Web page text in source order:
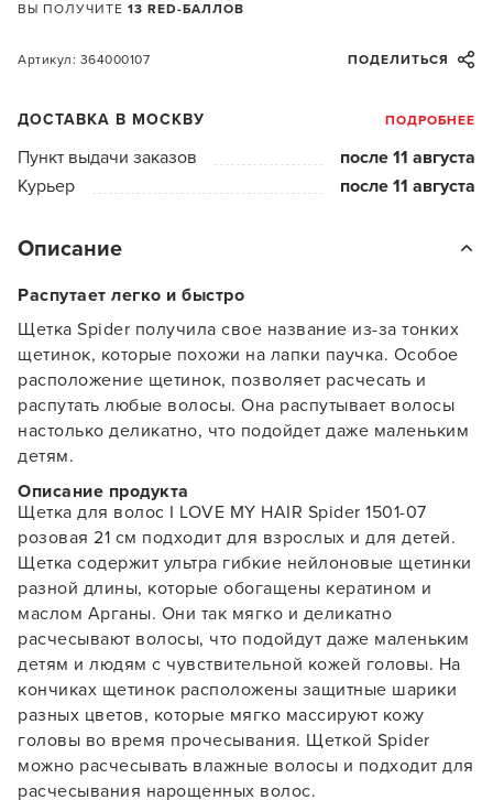
ВЫ ПОЛУЧИТЕ 13 RED-БАЛЛОВ
Артикул: 364000107 ПОДЕЛИТЬСЯ
ДОСТАВКА В МОСКВУ ПОДРОБНЕЕ
Пункт выдачи заказов
после 11 августа
Курьер
после 11 августа
Описание
Распутает легко и быстро
Щетка Spider получила свое название из-за тонких
щетинок, которые похожи на лапки паучка. Особое
расположение щетинок, позволяет расчесать и
распутать любые волосы. Она распутывает волосы
настолько деликатно, что подойдет даже маленьким
детям.
Описание продукта
Щетка для волос I LOVE MY HAIR Spider 1501-07
розовая 21 см подходит для взрослых и для детей.
Щетка содержит ультра гибкие нейлоновые щетинки
разной длины, которые обогащены кератином и
маслом Арганы. Они так мягко и деликатно
расчесывают волосы, что подойдут даже маленьким
детям и людям с чувствительной кожей головы. На
кончиках щетинок расположены защитные шарики
разных цветов, которые мягко массируют кожу
головы во время прочесывания. Щеткой Spider
можно расчесывать влажные волосы и подходит для
расчесывания нарощенных волос.